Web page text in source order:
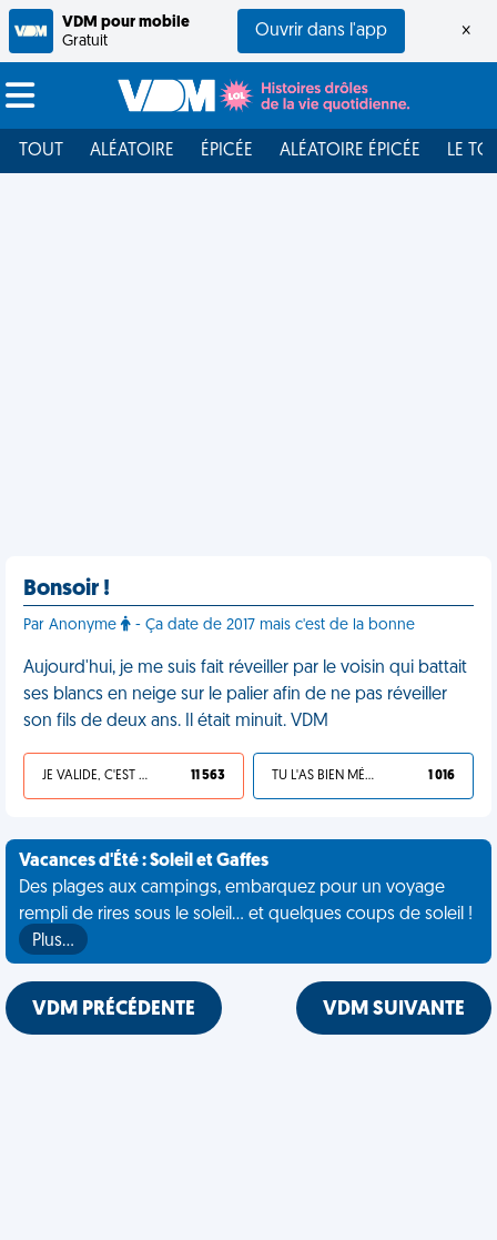
VDM pour mobile
Gratuit
Ouvrir dans l'app ×
TOUT ALÉATOIRE ÉPICÉE ALÉATOIRE ÉPICÉE LE
Bonsoir !
Par Anonyme - Ça date de 2017 mais c'est de la bonne
Aujourd'hui, je me suis fait réveiller par le voisin qui battait
ses blancs en neige sur le palier afin de ne pas réveiller
son fils de deux ans. Il était minuit. VDM
JE VALIDE, C'EST UNE VDM 11 563 TU L'AS BIEN MÉRITÉ 1 016
Vacances d'Été : Soleil et Gaffes
Des plages aux campings, embarquez pour un voyage
rempli de rires sous le soleil... et quelques coups de soleil !
Plus…
VDM PRÉCÉDENTE VDM SUIVANTE